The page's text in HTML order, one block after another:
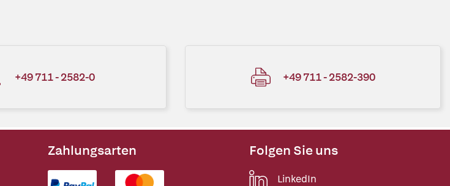
+49 711 - 2582-0 +49 711 - 2582-390
Zahlungsarten Folgen Sie uns
LinkedIn